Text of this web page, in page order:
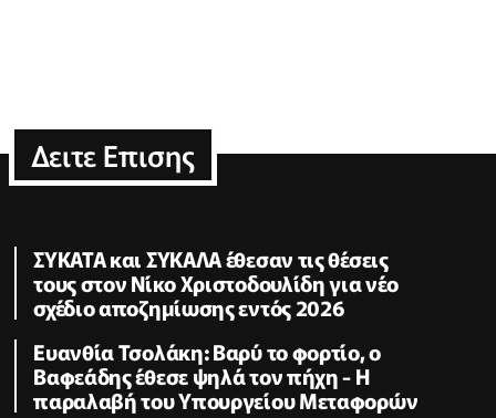
Δειτε Επισης
ΣΥΚΑΤΑ και ΣΥΚΑΛΑ έθεσαν τις θέσεις
τους στον Νίκο Χριστοδουλίδη για νέο
σχέδιο αποζημίωσης εντός 2026
Ευανθία Τσολάκη: Βαρύ το φορτίο, ο
Βαφεάδης έθεσε ψηλά τον πήχη - Η
παραλαβή του Υπουργείου Μεταφορών